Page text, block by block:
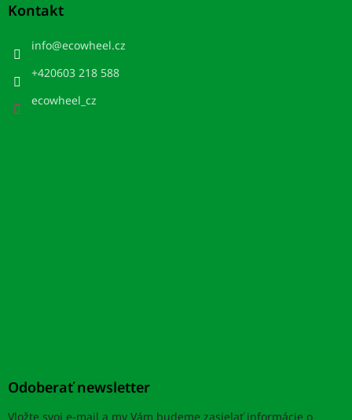
Kontakt
info@ecowheel.cz
+420603 218 588
ecowheel_cz
Odoberať newsletter
Vložte svoj e-mail a my Vám budeme zasielať informácie o